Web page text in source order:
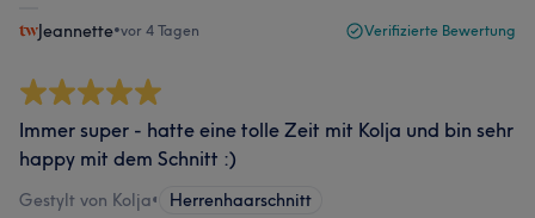
Jeannette•vor 4 Tagen Verifizierte Bewertung
Immer super - hatte eine tolle Zeit mit Kolja und bin sehr
happy mit dem Schnitt :)
Gestylt von Kolja• Herrenhaarschnitt